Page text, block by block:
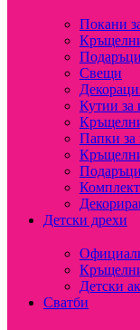
Покани
Свещи
Кутии за
Папки за
Детски дрехи
Детски
Сватби